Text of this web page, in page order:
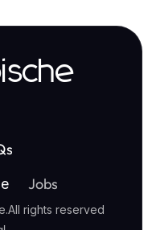
Jobs
.All rights reserved